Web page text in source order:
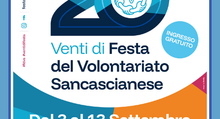
Calcio
Grassina al lavoro per la stagione
2026/27, sospeso ancora tra due
categorie
Sette ripescaggi per la Seconda
Categoria 2026/27: fa festa anche la
Virtus Lilliano
Vittoria il rimonta contro i giovani viola: